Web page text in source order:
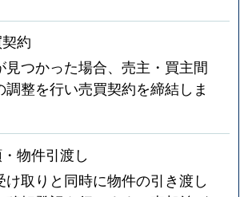
約
見つかった場合、売主・買主間
調整を行い売買契約を締結しま
物件引渡し
け取りと同時に物件の引き渡し